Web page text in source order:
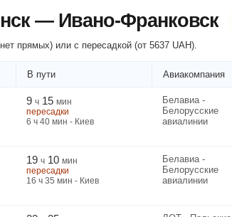
— Ивано-Франковск
прямых) или с пересадкой (от 5637 UAH).
В пути Авиакомпания
9 ч 15 мин
пересадки
6 ч 40 мин - Киев
Белавиа -
Белорусские
авиалинии
19 ч 10 мин
пересадки
16 ч 35 мин - Киев
Белавиа -
Белорусские
авиалинии